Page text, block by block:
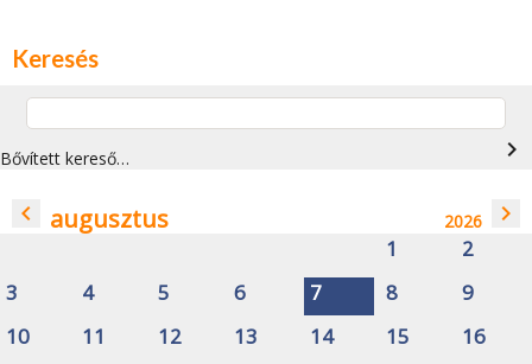
Keresés
Bővített kereső… navigate_next
navigate_before augusztus 2026 navigate_next
1
2
3
4 5 6 7 8
9
10
11 12 13 14 15
16